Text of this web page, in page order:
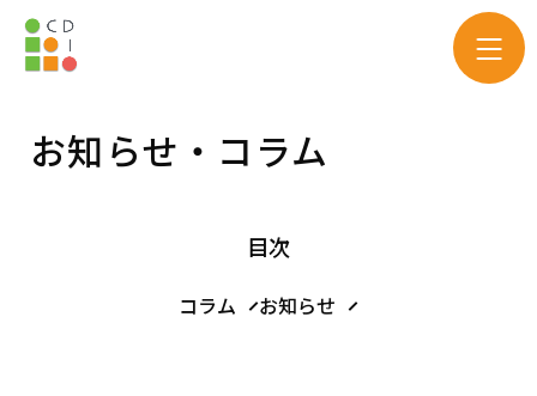
お知らせ・コラム
目次
コラム お知らせ